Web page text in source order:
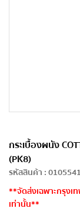
กระเบื้องผนัง
(PK8)
รหัสสินค้า :
**จัดส่งเฉพาะกรุงเ
เท่านั้น**